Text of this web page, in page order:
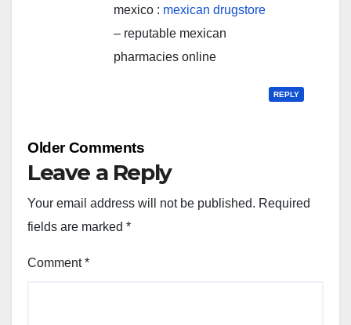
mexico : mexican drugstore
– reputable mexican
pharmacies online
REPLY
Comment
Older Comments
Leave a Reply
Your email address will not be published. Required
fields are marked *
Comment*